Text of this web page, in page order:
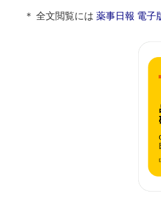
＊ 全文閲覧には 薬事日報 電子